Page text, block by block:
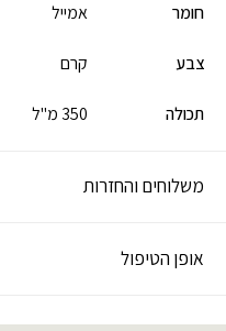
חומר אמייל
צבע קרם
תכולה 350 מ"ל
משלוחים והחזרות
אופן הטיפול